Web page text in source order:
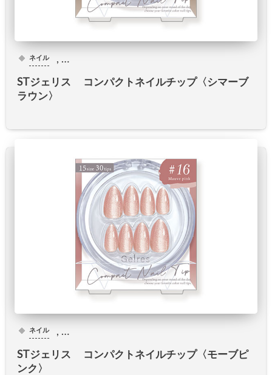
ネイル
STジェリス コンパクトネイルチップ〈シマーブ
ラウン〉
ネイル
STジェリス コンパクトネイルチップ〈モーブピ
ンク〉